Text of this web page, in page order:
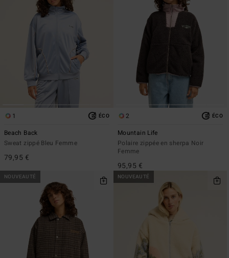
1 ÉCO
Beach Back
Sweat zippé Bleu Femme
79,95 €
2 ÉCO
Mountain Life
Polaire zippée en sherpa Noir
Femme
95,95 €
NOUVEAUTÉ NOUVEAUTÉ